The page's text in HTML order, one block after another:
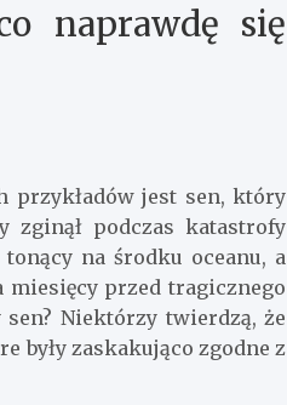
naprawdę się
przykładów jest sen, który
podczas katastrofy
na środku oceanu, a
przed tragicznego
Niektórzy twierdzą, że
były zaskakująco zgodne z